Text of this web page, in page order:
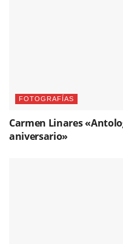
FOTOGRAFÍAS
Carmen Linares
aniversario»